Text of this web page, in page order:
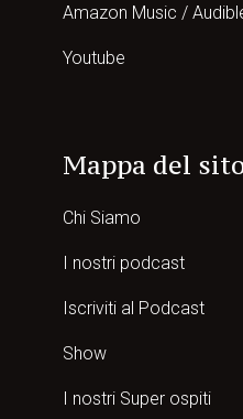
Amazon Music /
Youtube
Mappa del
Chi Siamo
I nostri podcast
Iscriviti al Podcast
Show
I nostri Super ospiti